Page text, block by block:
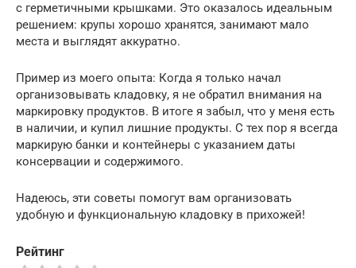
с герметичными крышками. Это оказалось идеальным
решением: крупы хорошо хранятся, занимают мало
места и выглядят аккуратно.
Пример из моего опыта: Когда я только начал
организовывать кладовку, я не обратил внимания на
маркировку продуктов. В итоге я забыл, что у меня есть
в наличии, и купил лишние продукты. С тех пор я всегда
маркирую банки и контейнеры с указанием даты
консервации и содержимого.
Надеюсь, эти советы помогут вам организовать
удобную и функциональную кладовку в прихожей!
Рейтинг